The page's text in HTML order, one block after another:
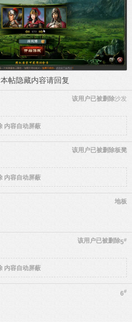
帖隐藏内容请回复
沙发
该用户已被删除
内容自动屏蔽
板凳
该用户已被删除
内容自动屏蔽
地板
5#
该用户已被删除
内容自动屏蔽
6#